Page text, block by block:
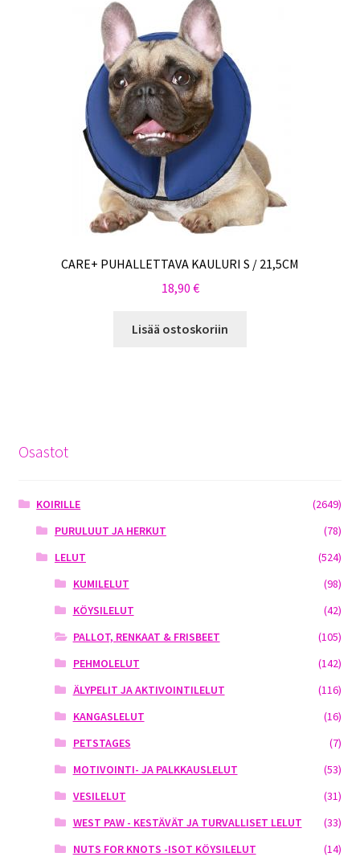
CARE+ PUHALLETTAVA KAULURI S / 21,5CM
18,90 €
Lisää ostoskoriin
Osastot
KOIRILLE
(2649)
PURULUUT JA HERKUT
(78)
LELUT
(524)
KUMILELUT
(98)
KÖYSILELUT
(42)
PALLOT, RENKAAT & FRISBEET
(105)
PEHMOLELUT
(142)
ÄLYPELIT JA AKTIVOINTILELUT
(116)
KANGASLELUT
(16)
PETSTAGES
(7)
MOTIVOINTI- JA PALKKAUSLELUT
(53)
VESILELUT
(31)
WEST PAW - KESTÄVÄT JA TURVALLISET LELUT
(33)
NUTS FOR KNOTS -ISOT KÖYSILELUT
(14)